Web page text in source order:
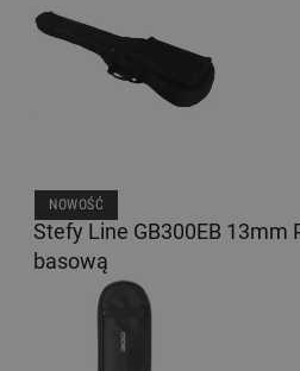
Stefy Line GB300EB 13mm
basową
NOWOŚĆ